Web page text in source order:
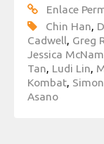
Enlace
Chin Han,
Cadwell, Greg
Jessica
Tan, Ludi Lin,
Kombat,
Asano